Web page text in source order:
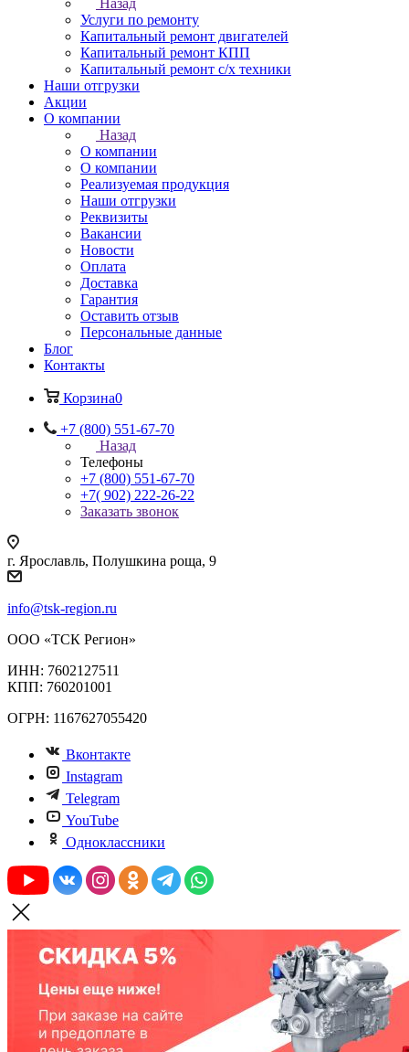
Назад
Услуги по ремонту
Капитальный ремонт двигателей
Капитальный ремонт КПП
Капитальный ремонт с/х техники
Наши отгрузки
Акции
О компании
Назад
О компании
О компании
Реализуемая продукция
Наши отгрузки
Реквизиты
Вакансии
Новости
Оплата
Доставка
Гарантия
Оставить отзыв
Персональные данные
Блог
Контакты
Корзина0
+7 (800) 551-67-70
Назад
Телефоны
+7 (800) 551-67-70
+7( 902) 222-26-22
Заказать звонок
г. Ярославль, Полушкина роща, 9
info@tsk-region.ru
ООО «ТСК Регион»
ИНН: 7602127511
КПП: 760201001
ОГРН: 1167627055420
Вконтакте
Instagram
Telegram
YouTube
Одноклассники